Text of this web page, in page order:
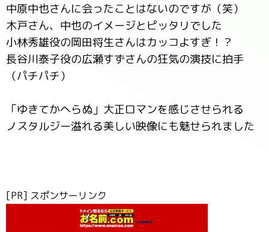
中原中也さんに会ったことはないのですが（笑）
木戸さん、中也のイメージとピッタリでした
小林秀雄役の岡田将生さんはカッコよすぎ！？
長谷川泰子役の広瀬すずさんの狂気の演技に拍手
（パチパチ）
「ゆきてかへらぬ」大正ロマンを感じさせられる
ノスタルジー溢れる美しい映像にも魅せられました
[PR] スポンサーリンク